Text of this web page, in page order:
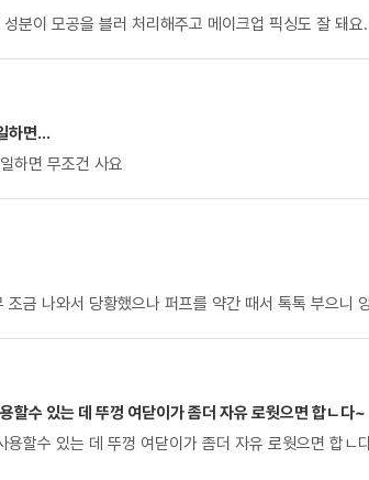
분이 모공을 블러 처리해주고 메이크업 픽싱도 잘 돼
하면...
하면 무조건 사요
금 나와서 당황했으나 퍼프를 약간 때서 톡톡 부으니
할수 있는 데 뚜껑 여닫이가 좀더 자유 로웟으면 합ㄴ다~
구매 햇어욤 제품은 무난하게 사용할수 있는 데 뚜껑 여닫이가 좀더 자유 로웟으면 합